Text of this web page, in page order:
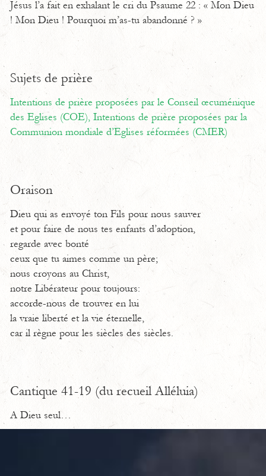
Jésus l’a fait en exhalant le cri du Psaume 22 : « Mon Dieu
! Mon Dieu ! Pourquoi m’as-tu abandonné ? »
Sujets de prière
Intentions de prière proposées par le Conseil œcuménique
des Eglises (COE), Intentions de prière proposées par la
Communion mondiale d’Eglises réformées (CMER)
Oraison
Dieu qui as envoyé ton Fils pour nous sauver
et pour faire de nous tes enfants d’adoption,
regarde avec bonté
ceux que tu aimes comme un père;
nous croyons au Christ,
notre Libérateur pour toujours:
accorde-nous de trouver en lui
la vraie liberté et la vie éternelle,
car il règne pour les siècles des siècles.
Cantique 41-19 (du recueil Alléluia)
A Dieu seul…